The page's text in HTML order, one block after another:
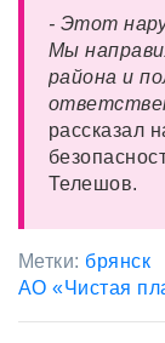
- Этот
Мы
района и
рассказал
Телешов.
Метки: брянск
АО «Чистая